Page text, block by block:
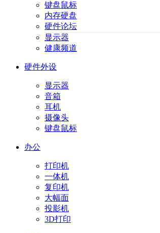
键盘鼠标
内存硬盘
硬件论坛
显示器
健康频道
硬件外设
显示器
音箱
耳机
摄像头
键盘鼠标
办公
打印机
一体机
复印机
大幅面
投影机
3D打印